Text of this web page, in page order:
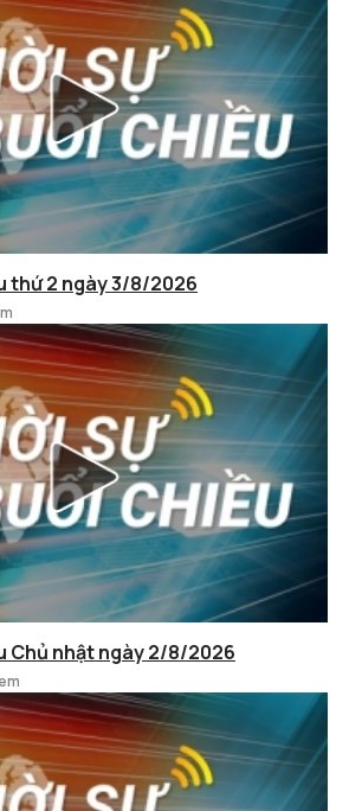
thứ 2 ngày 3/8/2026
Chủ nhật ngày 2/8/2026